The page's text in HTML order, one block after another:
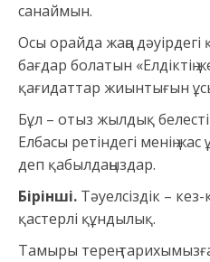
санаймын.
Осы орайда жаңа
бағдар болатын «Елдіктің
қағидаттар жиынтығын
Бұл – отыз жылдық
Елбасы ретіндегі менің
деп қабылдаңыздар.
Бірінші. Тәуелсіздік –
қастерлі құндылық.
Тамыры терең